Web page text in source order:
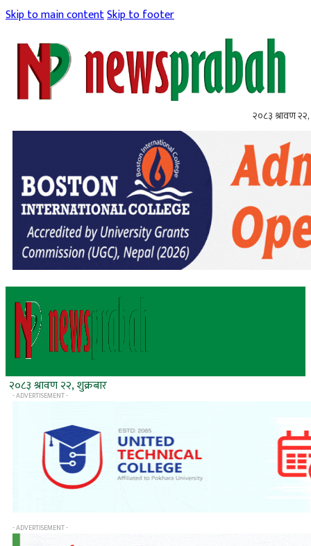
Skip to main contentSkip to footer
२०८३ श्रावण २२,
२०८३ श्रावण २२, शुक्रबार
- ADVERTISEMENT -
- ADVERTISEMENT -